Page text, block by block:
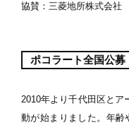
協賛：三菱地所株式会社
ポコラート全国公募
2010年より千代田区とア
動が始まりました。年齢